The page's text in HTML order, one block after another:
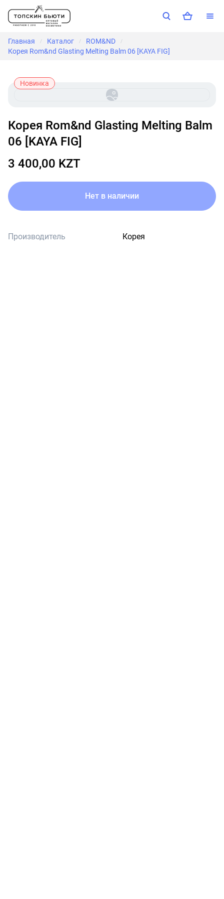
Главная / Каталог / ROM&ND /
Корея Rom&nd Glasting Melting Balm 06 [KAYA FIG]
Новинка
Корея Rom&nd Glasting Melting Balm
06 [KAYA FIG]
3 400,00 KZT
Нет в наличии
Производитель Корея